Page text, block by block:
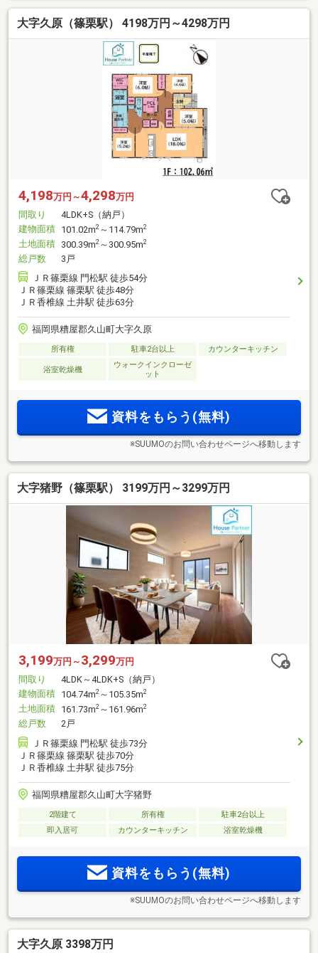
大字久原（篠栗駅） 4198万円～4298万円
4,198万円～4,298万円
間取り
4LDK+S（納戸）
建物面積 101.02m2 ～114.79m2
土地面積 300.39m2 ～300.95m2
総戸数
3戸
ＪＲ篠栗線 門松駅 徒歩54分
ＪＲ篠栗線 篠栗駅 徒歩48分
ＪＲ香椎線 土井駅 徒歩63分
福岡県糟屋郡久山町大字久原
所有権 駐車2台以上 カウンターキッチン
浴室乾燥機
ウォークインクローゼ
ット
資料をもらう(無料)
※SUUMOのお問い合わせページへ移動します
大字猪野（篠栗駅） 3199万円～3299万円
3,199万円～ 3,299万円
間取り
4LDK～4LDK+S（納戸）
建物面積 104.74m2 ～105.35m2
土地面積 161.73m2 ～161.96m2
総戸数
2戸
ＪＲ篠栗線 門松駅 徒歩73分
ＪＲ篠栗線 篠栗駅 徒歩70分
ＪＲ香椎線 土井駅 徒歩75分
福岡県糟屋郡久山町大字猪野
2階建て 所有権
駐車2台以上
即入居可
カウンターキッチン 浴室乾燥機
資料をもらう(無料)
※SUUMOのお問い合わせページへ移動します
大字久原 3398万円